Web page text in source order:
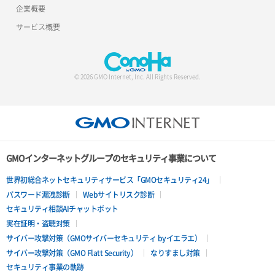
ロードバランサー追加
企業概要
サービス概要
© 2026 GMO Internet, Inc. All Rights Reserved.
GMOインターネットグループのセキュリティ事業について
世界初総合ネットセキュリティサービス「GMOセキュリティ24」
パスワード漏洩診断
Webサイトリスク診断
セキュリティ相談AIチャットボット
実在証明・盗聴対策
サイバー攻撃対策（GMOサイバーセキュリティ byイエラエ）
サイバー攻撃対策（GMO Flatt Security）
なりすまし対策
セキュリティ事業の軌跡